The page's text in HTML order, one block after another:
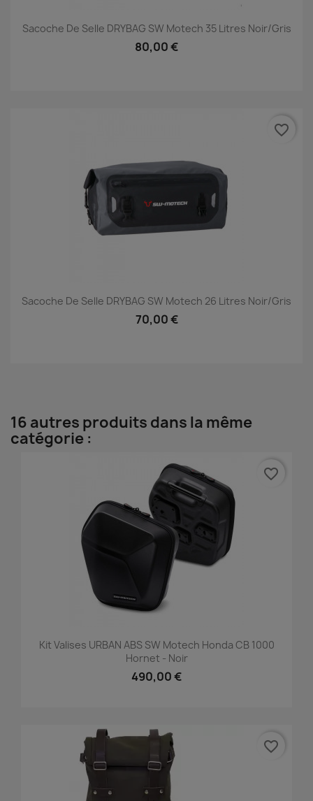
Sacoche De Selle DRYBAG SW Motech 35 Litres Noir/gris
80,00 €
Sacoche De Selle DRYBAG SW Motech 26 Litres Noir/gris
70,00 €
favorite_border
16 autres produits dans la même
catégorie :
Kit Valises URBAN ABS SW Motech Honda CB 1000
Hornet - Noir
490,00 €
favorite_border
favorite_border